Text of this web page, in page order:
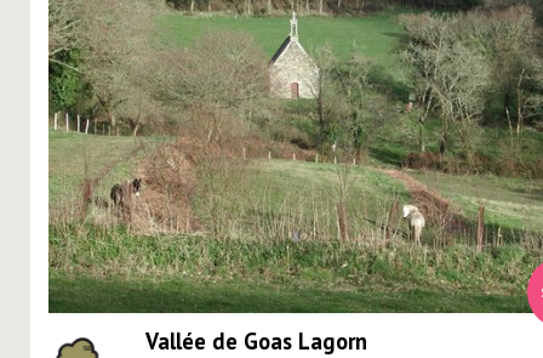
Vallée de Goas Lagorn